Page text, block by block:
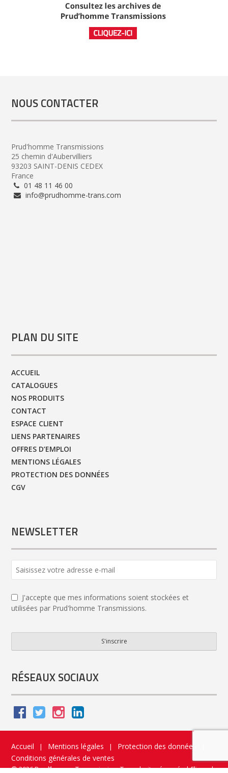
NOUS CONTACTER
Prud'homme Transmissions
25 chemin d'Aubervilliers
93203 SAINT-DENIS CEDEX
France
01 48 11 46 00
info@prudhomme-trans.com
PLAN DU SITE
ACCUEIL
CATALOGUES
NOS PRODUITS
CONTACT
ESPACE CLIENT
LIENS PARTENAIRES
OFFRES D’EMPLOI
MENTIONS LÉGALES
PROTECTION DES DONNÉES
CGV
NEWSLETTER
J'accepte que mes informations soient stockées et
utilisées par Prud'homme Transmissions.
S'inscrire
RÉSEAUX SOCIAUX
Accueil | Mentions légales | Protection des données
Conditions générales de ventes
© 2026 Prud’homme Transmission. Tous droits réservés|Flippad